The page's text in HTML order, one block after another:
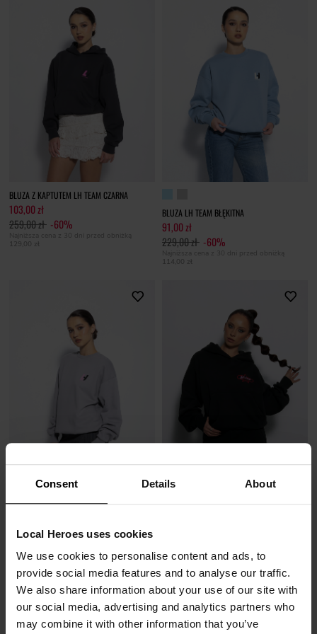
Consent Details About
Local Heroes uses cookies
We use cookies to personalise content and ads, to
provide social media features and to analyse our traffic.
We also share information about your use of our site with
our social media, advertising and analytics partners who
may combine it with other information that you’ve
BLUZA Z KAPTUTEM LH TEAM CZARNA
103,00 zł
259,00 zł -60%
Najniższa cena z 30 dni przed obniżką
129,00 zł
BLUZA LH TEAM BŁĘKITNA
91,00 zł
229,00 zł -60%
Najniższa cena z 30 dni przed obniżką
114,00 zł
91,00 zł
Najniższa cena z 30 dni przed obniżką